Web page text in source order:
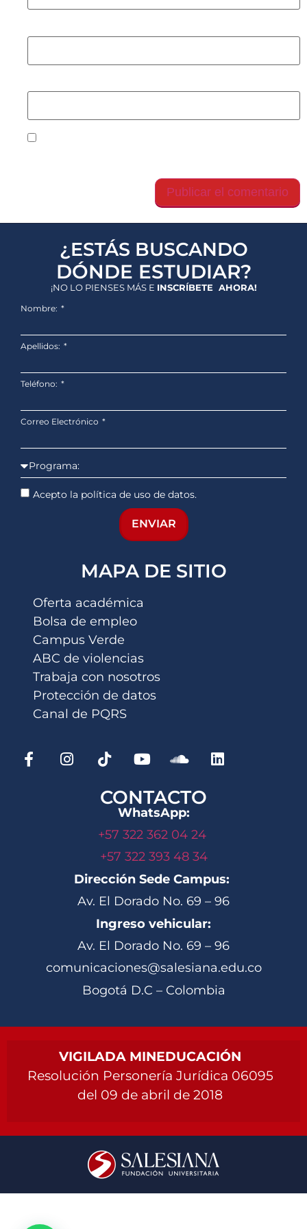
¿ESTÁS BUSCANDO
DÓNDE ESTUDIAR?
¡NO LO PIENSES MÁS E INSCRÍBETE AHORA!
Nombre:
Apellidos:
Teléfono:
Correo Electrónico
Acepto la política de uso de datos.
ENVIAR
MAPA DE SITIO
Oferta académica
Bolsa de empleo
Campus Verde
ABC de violencias
Trabaja con nosotros
Protección de datos
Canal de PQRS
CONTACTO
WhatsApp:
+57 322 362 04 24
+57 322 393 48 34
Dirección Sede Campus:
Av. El Dorado No. 69 – 96
Ingreso vehicular:
Av. El Dorado No. 69 – 96
comunicaciones@salesiana.edu.co
Bogotá D.C – Colombia
VIGILADA MINEDUCACIÓN
Resolución Personería Jurídica 06095
del 09 de abril de 2018